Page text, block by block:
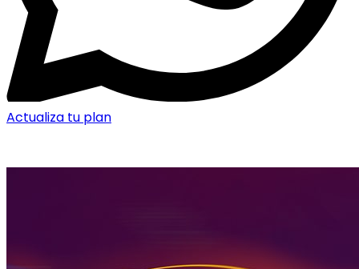
Actualiza tu plan